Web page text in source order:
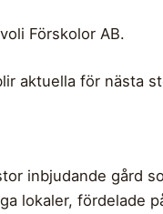
Förskolor AB.
aktuella för nästa
inbjudande gård
lokaler, fördelade